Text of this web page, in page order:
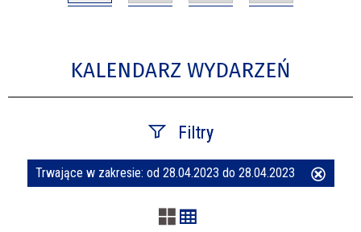
KALENDARZ WYDARZEŃ
Filtry
Szukana fraza
Trwające w zakresie: od 28.04.2023 do 28.04.2023